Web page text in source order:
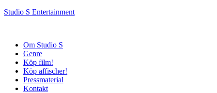
Studio S Entertainment
Om Studio S
Genre
Köp film!
Köp affischer!
Pressmaterial
Kontakt